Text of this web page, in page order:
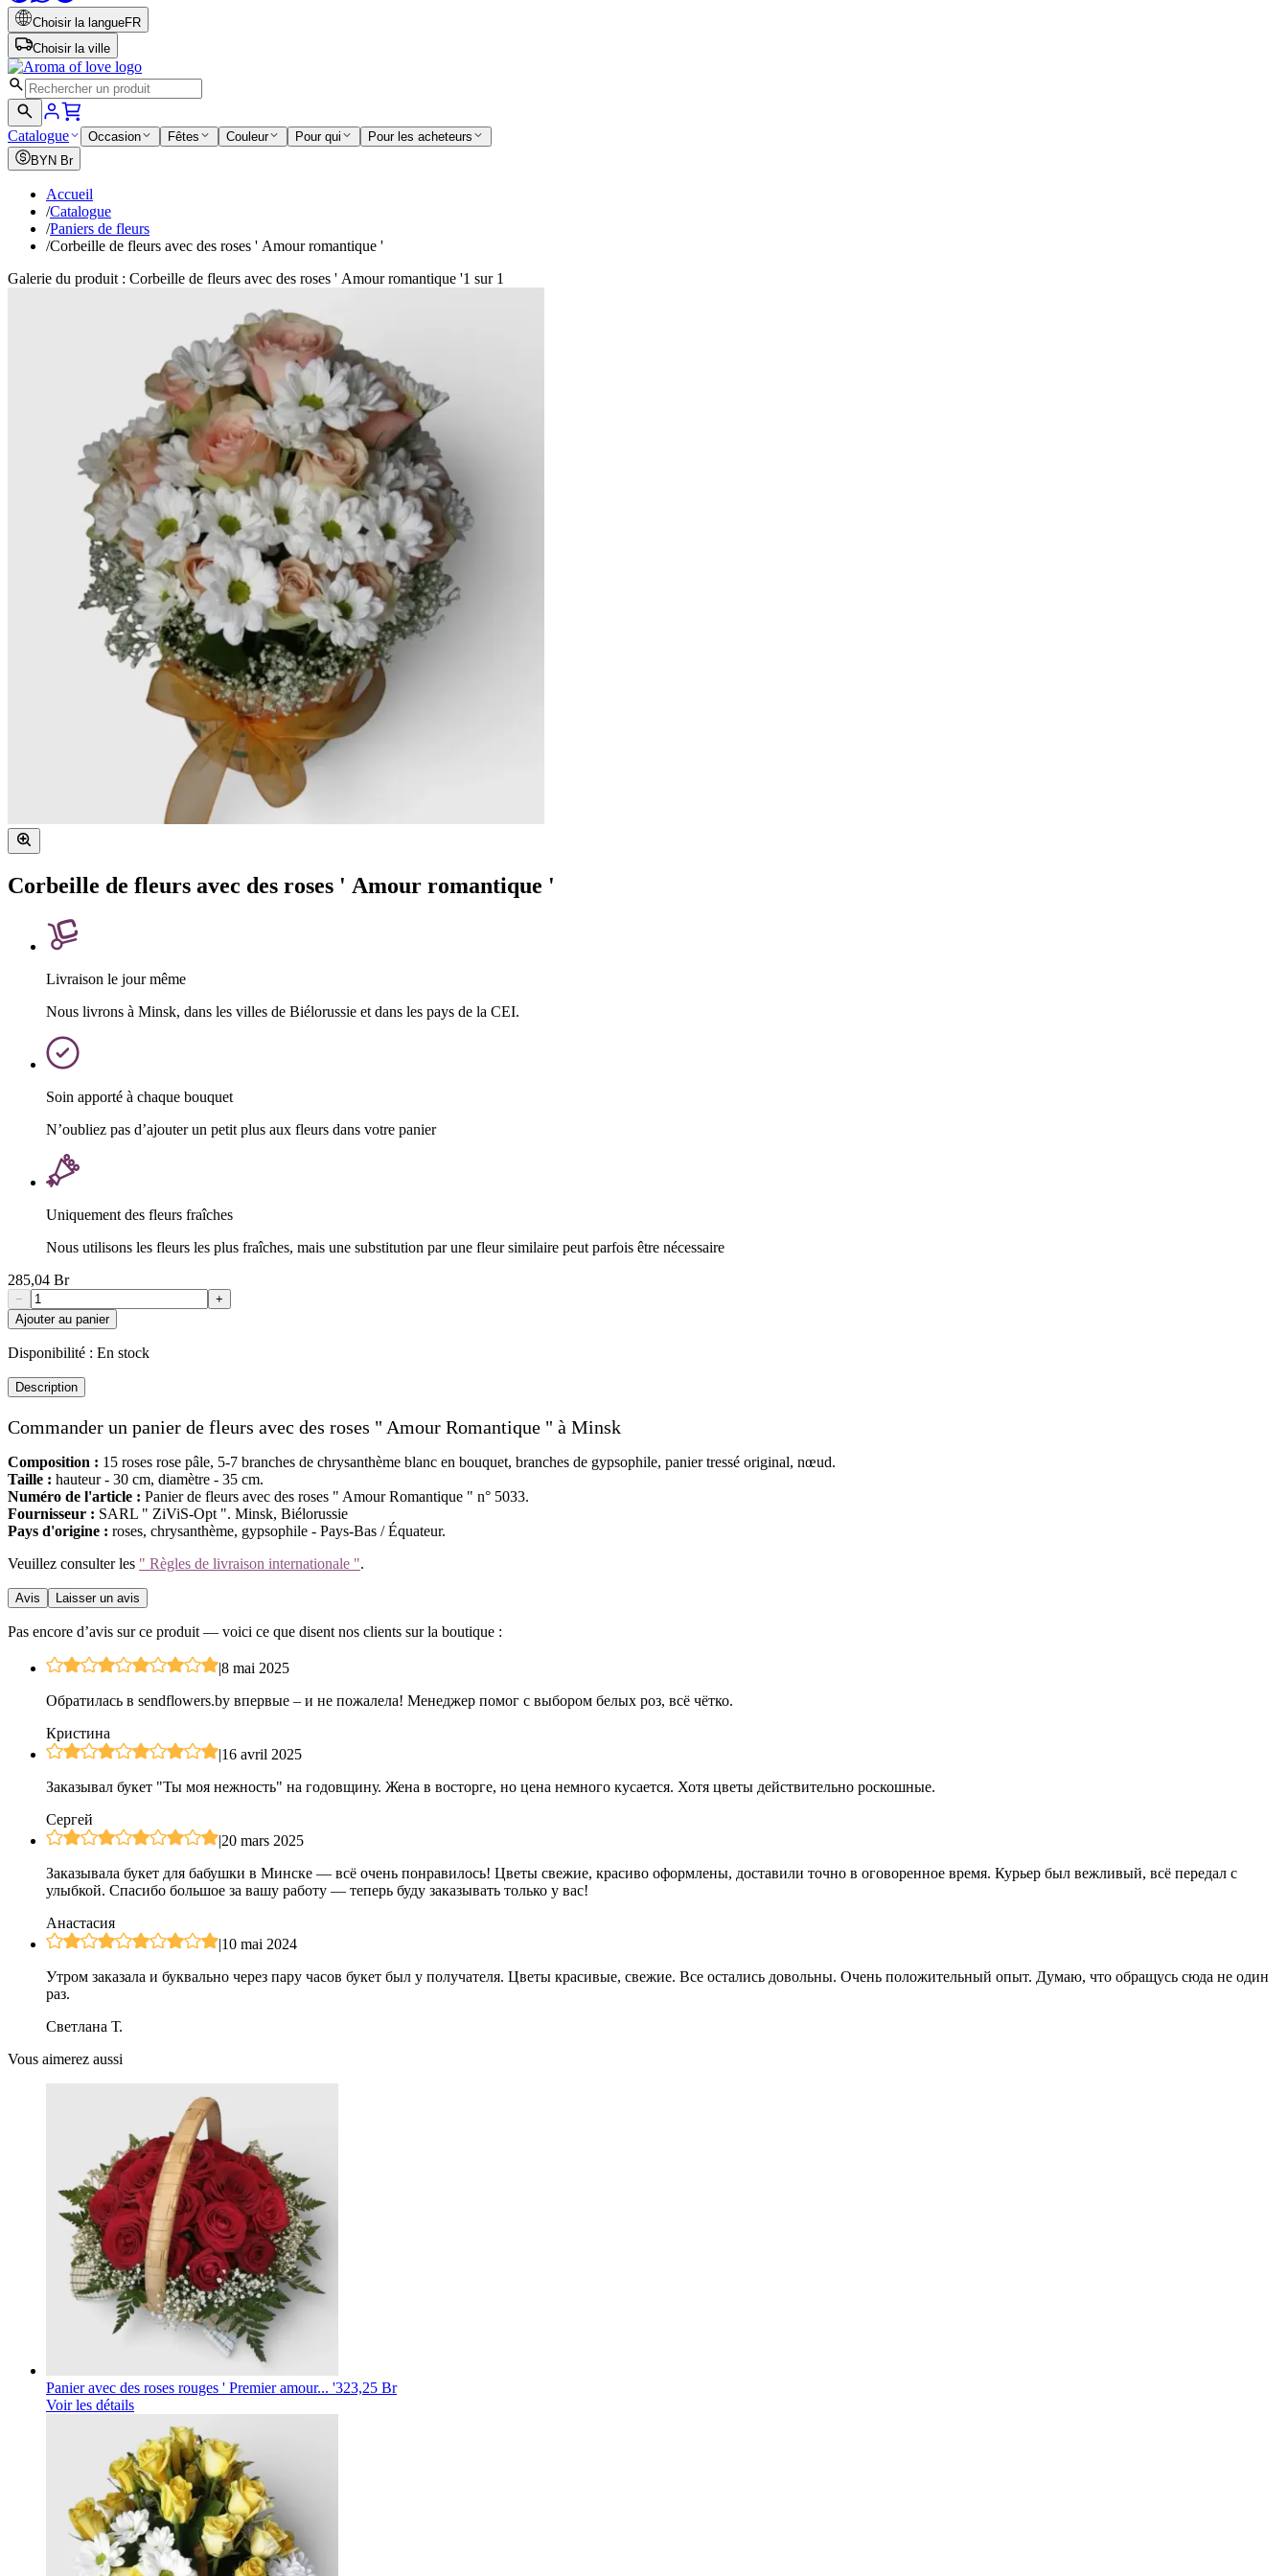
Choisir la langueFR
Choisir la ville
Catalogue Occasion Fêtes Couleur Pour qui
Pour les acheteurs
BYN Br
Accueil
/Catalogue
/Paniers de fleurs
/Corbeille de fleurs avec des roses ' Amour romantique '
Galerie du produit : Corbeille de fleurs avec des roses ' Amour romantique '1 sur 1
Corbeille de fleurs avec des roses ' Amour romantique '
Livraison le jour même
Nous livrons à Minsk, dans les villes de Biélorussie et dans les pays de la CEI.
Soin apporté à chaque bouquet
N’oubliez pas d’ajouter un petit plus aux fleurs dans votre panier
Uniquement des fleurs fraîches
Nous utilisons les fleurs les plus fraîches, mais une substitution par une fleur similaire peut parfois être nécessaire
285,04 Br
−
+
Ajouter au panier
Disponibilité : En stock
Description
Commander un panier de fleurs avec des roses " Amour Romantique " à Minsk
Composition : 15 roses rose pâle, 5-7 branches de chrysanthème blanc en bouquet, branches de gypsophile, panier tressé original, nœud.
Taille : hauteur - 30 cm, diamètre - 35 cm.
Numéro de l'article : Panier de fleurs avec des roses " Amour Romantique " n° 5033.
Fournisseur : SARL " ZiViS-Opt ". Minsk, Biélorussie
Pays d'origine : roses, chrysanthème, gypsophile - Pays-Bas / Équateur.
Veuillez consulter les " Règles de livraison internationale ".
Avis Laisser un avis
Pas encore d’avis sur ce produit — voici ce que disent nos clients sur la boutique :
|8 mai 2025
Обратилась в sendflowers.by впервые – и не пожалела! Менеджер помог с выбором белых роз, всё чётко.
Кристина
|16 avril 2025
Заказывал букет "Ты моя нежность" на годовщину. Жена в восторге, но цена немного кусается. Хотя цветы действительно роскошные.
Сергей
|20 mars 2025
Заказывала букет для бабушки в Минске — всё очень понравилось! Цветы свежие, красиво оформлены, доставили точно в оговоренное время. Курьер был вежливый, всё передал с
улыбкой. Спасибо большое за вашу работу — теперь буду заказывать только у вас!
Анастасия
|10 mai 2024
Утром заказала и буквально через пару часов букет был у получателя. Цветы красивые, свежие. Все остались довольны. Очень положительный опыт. Думаю, что обращусь сюда не один
раз.
Светлана Т.
Vous aimerez aussi
Panier avec des roses rouges ' Premier amour... '323,25 Br
Voir les détails